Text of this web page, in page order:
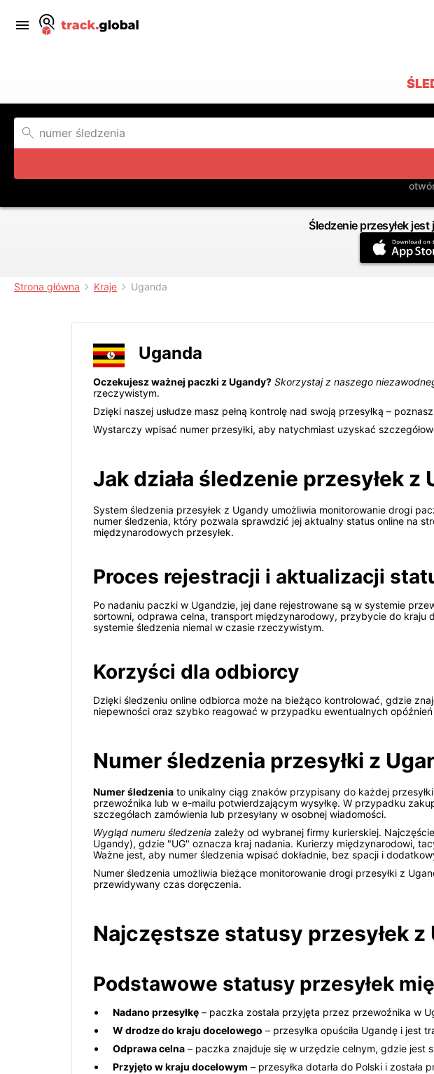
Śledzenie przesyłek
Strona główna Kraje Uganda
Uganda
Oczekujesz ważnej paczki z Ugandy? Skorzystaj z naszego
rzeczywistym.
Dzięki naszej usłudze masz pełną kontrolę nad swoją przesyłką –
Wystarczy wpisać numer przesyłki, aby natychmiast uzyskać
Jak działa śledzenie przesyłek z
System śledzenia przesyłek z Ugandy umożliwia monitorowanie drogi
numer śledzenia, który pozwala sprawdzić jej aktualny status online na
międzynarodowych przesyłek.
Proces rejestracji i aktualizacji
Po nadaniu paczki w Ugandzie, jej dane rejestrowane są w systemie
sortowni, odprawa celna, transport międzynarodowy, przybycie do kraju
systemie śledzenia niemal w czasie rzeczywistym.
Korzyści dla odbiorcy
Dzięki śledzeniu online odbiorca może na bieżąco kontrolować, gdzie
niepewności oraz szybko reagować w przypadku ewentualnych
Numer śledzenia przesyłki z
Numer śledzenia to unikalny ciąg znaków przypisany do każdej
przewoźnika lub w e-mailu potwierdzającym wysyłkę. W przypadku
szczegółach zamówienia lub przesyłany w osobnej wiadomości.
Wygląd numeru śledzenia zależy od wybranej firmy kurierskiej.
Ugandy), gdzie "UG" oznacza kraj nadania. Kurierzy międzynarodowi,
Ważne jest, aby numer śledzenia wpisać dokładnie, bez spacji i
Numer śledzenia umożliwia bieżące monitorowanie drogi przesyłki z
przewidywany czas doręczenia.
Najczęstsze statusy przesyłek
Podstawowe statusy przesyłek
Nadano przesyłkę – paczka została przyjęta przez przewoźnika w
W drodze do kraju docelowego – przesyłka opuściła Ugandę i jest
Odprawa celna – paczka znajduje się w urzędzie celnym, gdzie jest
Przyjęto w kraju docelowym – przesyłka dotarła do Polski i